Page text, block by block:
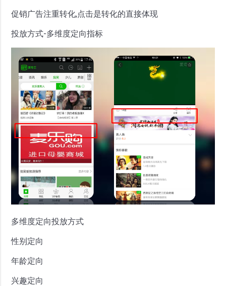
促销广告注重转化,点击是转化的直接体现
投放方式-多维度定向指标
多维度定向投放方式
性别定向
年龄定向
兴趣定向